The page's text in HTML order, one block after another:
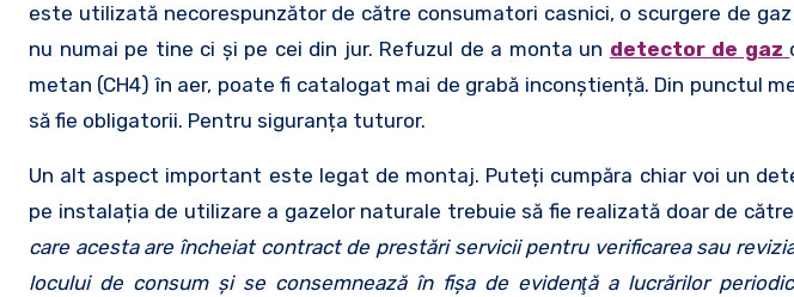
este utilizată necorespunzător de către consumatori casnici, o scurgere de
nu numai pe tine ci și pe cei din jur. Refuzul de a monta un detector de gaz
metan (CH4) în aer, poate fi catalogat mai de grabă inconștiență. Din punctul
să fie obligatorii. Pentru siguranța tuturor.
Un alt aspect important este legat de montaj. Puteți cumpăra chiar voi un
pe instalația de utilizare a gazelor naturale trebuie să fie realizată doar de către
care acesta are încheiat contract de prestări servicii pentru verificarea sau
locului de consum și se consemnează în fişa de evidenţă a lucrărilor